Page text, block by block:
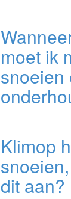
moet ik
snoeien
Klimop
dit aan?